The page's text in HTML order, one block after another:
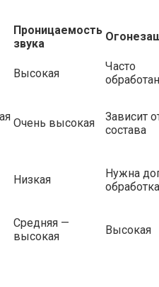
Проницаемость
звука
Высокая
Часто
Очень высокая
Зависит
состава
Низкая
Нужна
обработка
Средняя —
высокая
Высокая